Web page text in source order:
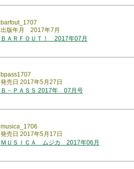
barfout_1707
出版年月 2017年7月
ＢＡＲＦＯＵＴ！ 2017年07月
bpass1707
発売日 2017年5月27日
Ｂ－ＰＡＳＳ 2017年 07月号
musica_1706
発売日 2017年5月17日
ＭＵＳＩＣＡ ムジカ 2017年06月